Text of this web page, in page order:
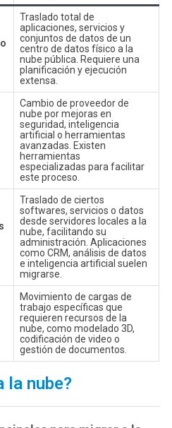
Traslado total de
aplicaciones, servicios y
conjuntos de datos de un
centro de datos físico a la
nube pública. Requiere una
planificación y ejecución
extensa.
Cambio de proveedor de
nube por mejoras en
seguridad, inteligencia
artificial o herramientas
avanzadas. Existen
herramientas
especializadas para facilitar
este proceso.
Traslado de ciertos
softwares, servicios o datos
desde servidores locales a la
nube, facilitando su
administración. Aplicaciones
como CRM, análisis de datos
e inteligencia artificial suelen
migrarse.
Movimiento de cargas de
trabajo específicas que
requieren recursos de la
nube, como modelado 3D,
codificación de video o
gestión de documentos.
la nube?